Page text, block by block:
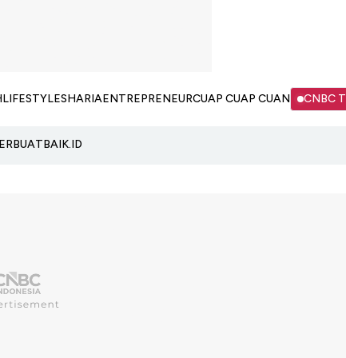
LIFESTYLESHARIAENTREPRENEURCUAP CUAP CUAN CNBC